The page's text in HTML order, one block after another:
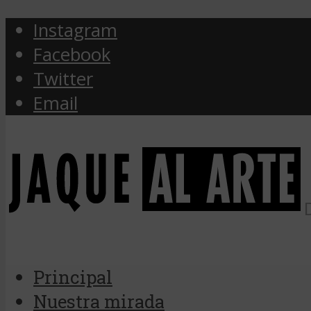
Instagram
Facebook
Twitter
Email
Principal
Nuestra mirada